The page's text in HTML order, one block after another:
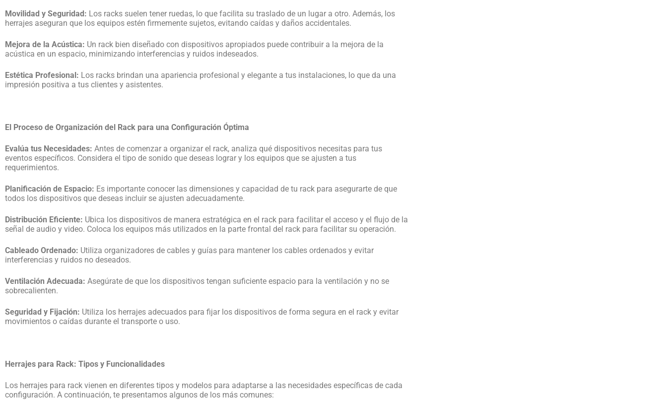
Movilidad y Seguridad: Los racks suelen tener ruedas, lo que facilita su traslado de un lugar a otro. Además, los
herrajes aseguran que los equipos estén firmemente sujetos, evitando caídas y daños accidentales.
Mejora de la Acústica: Un rack bien diseñado con dispositivos apropiados puede contribuir a la mejora de la
acústica en un espacio, minimizando interferencias y ruidos indeseados.
Estética Profesional: Los racks brindan una apariencia profesional y elegante a tus instalaciones, lo que da una
impresión positiva a tus clientes y asistentes.
El Proceso de Organización del Rack para una Configuración Óptima
Evalúa tus Necesidades: Antes de comenzar a organizar el rack, analiza qué dispositivos necesitas para tus
eventos específicos. Considera el tipo de sonido que deseas lograr y los equipos que se ajusten a tus
requerimientos.
Planificación de Espacio: Es importante conocer las dimensiones y capacidad de tu rack para asegurarte de que
todos los dispositivos que deseas incluir se ajusten adecuadamente.
Distribución Eficiente: Ubica los dispositivos de manera estratégica en el rack para facilitar el acceso y el flujo de la
señal de audio y video. Coloca los equipos más utilizados en la parte frontal del rack para facilitar su operación.
Cableado Ordenado: Utiliza organizadores de cables y guías para mantener los cables ordenados y evitar
interferencias y ruidos no deseados.
Ventilación Adecuada: Asegúrate de que los dispositivos tengan suficiente espacio para la ventilación y no se
sobrecalienten.
Seguridad y Fijación: Utiliza los herrajes adecuados para fijar los dispositivos de forma segura en el rack y evitar
movimientos o caídas durante el transporte o uso.
Herrajes para Rack: Tipos y Funcionalidades
Los herrajes para rack vienen en diferentes tipos y modelos para adaptarse a las necesidades específicas de cada
configuración. A continuación, te presentamos algunos de los más comunes: